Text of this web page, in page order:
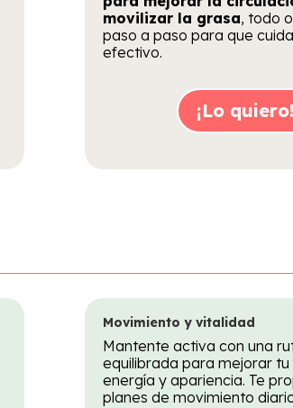
movilizar la grasa, todo
paso a paso para que
efectivo.
¡Lo quiero!
Movimiento y vitalidad
Mantente activa con una
equilibrada para mejorar tu
energía y apariencia. Te
planes de movimiento